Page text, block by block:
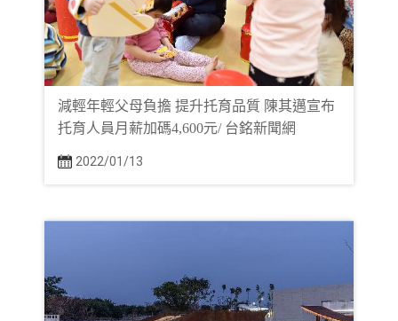
減輕年輕父母負擔 提升托育品質 陳其邁宣布
托育人員月薪加碼4,600元/ 台銘新聞網
2022/01/13